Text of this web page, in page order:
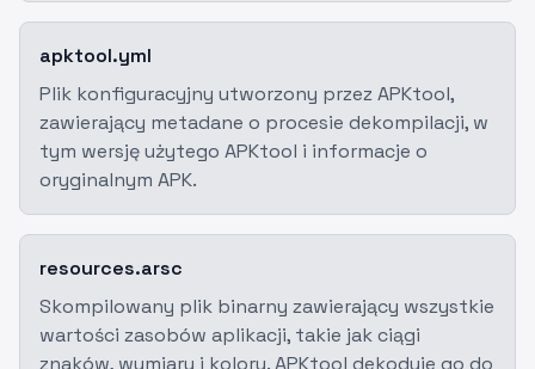
apktool.yml
Plik konfiguracyjny utworzony przez APKtool,
zawierający metadane o procesie dekompilacji, w
tym wersję użytego APKtool i informacje o
oryginalnym APK.
resources.arsc
Skompilowany plik binarny zawierający wszystkie
wartości zasobów aplikacji, takie jak ciągi
znaków, wymiary i kolory. APKtool dekoduje go do